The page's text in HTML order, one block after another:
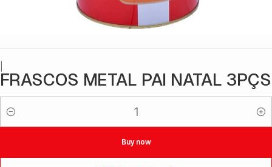
FRASCOS METAL PAI NATAL 3PÇS
Quantidade
Buy now